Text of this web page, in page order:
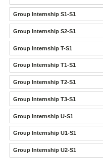
Group Internship S1-S1
Group Internship S2-S1
Group Internship T-S1
Group Internship T1-S1
Group Internship T2-S1
Group Internship T3-S1
Group Internship U-S1
Group Internship U1-S1
Group Internship U2-S1